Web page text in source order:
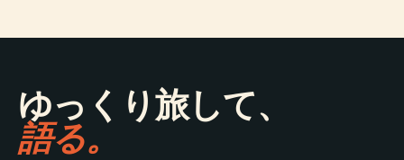
ゆっくり旅して、
語る。